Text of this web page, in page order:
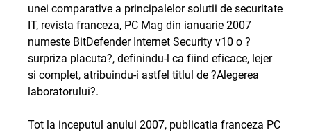
unei comparative a principalelor solutii de securitate
IT, revista franceza, PC Mag din ianuarie 2007
numeste BitDefender Internet Security v10 o ?
surpriza placuta?, definindu-l ca fiind eficace, lejer
si complet, atribuindu-i astfel titlul de ?Alegerea
laboratorului?.
Tot la inceputul anului 2007, publicatia franceza PC